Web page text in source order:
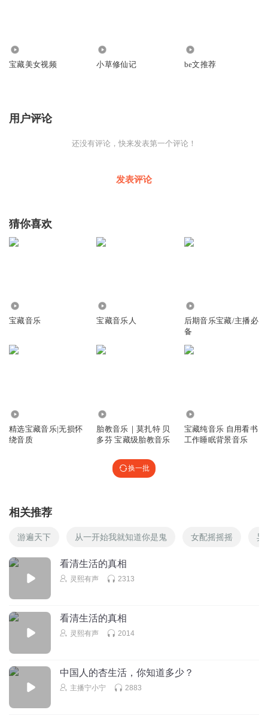
宝藏美女视频 小草修仙记 be文推荐
用户评论
还没有评论，快来发表第一个评论！
发表评论
猜你喜欢
宝藏音乐 宝藏音乐人
后期音乐宝藏/主播必
备
精选宝藏音乐|无损怀
绕音质
胎教音乐｜莫扎特 贝
多芬 宝藏级胎教音乐
宝藏纯音乐 自用看书
工作睡眠背景音乐
换一批
相关推荐
游遍天下 从一开始我就知道你是鬼 女配摇摇摇 异
看清生活的真相
灵熙有声 2313
看清生活的真相
灵熙有声 2014
中国人的杏生活，你知道多少？
主播宁小宁 2883